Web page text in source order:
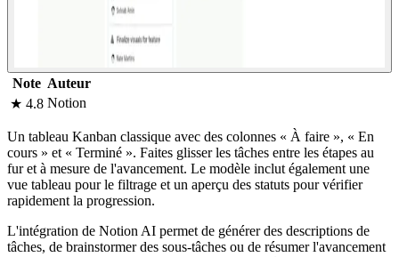
Note Auteur
★ 4.8 Notion
Un tableau Kanban classique avec des colonnes « À faire », « En
cours » et « Terminé ». Faites glisser les tâches entre les étapes au
fur et à mesure de l'avancement. Le modèle inclut également une
vue tableau pour le filtrage et un aperçu des statuts pour vérifier
rapidement la progression.
L'intégration de Notion AI permet de générer des descriptions de
tâches, de brainstormer des sous-tâches ou de résumer l'avancement